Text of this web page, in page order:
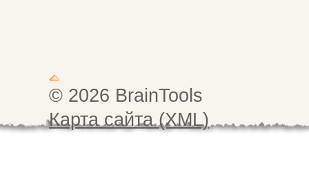
© 2026 BrainTools
Карта сайта (XML)